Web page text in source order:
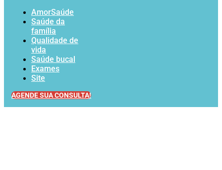
AmorSaúde
Saúde da
família
Qualidade de
vida
Saúde bucal
Exames
Site
AGENDE SUA CONSULTA!